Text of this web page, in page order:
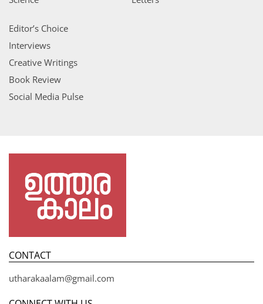
Editor’s Choice
Interviews
Creative Writings
Book Review
Social Media Pulse
CONTACT
utharakaalam@gmail.com